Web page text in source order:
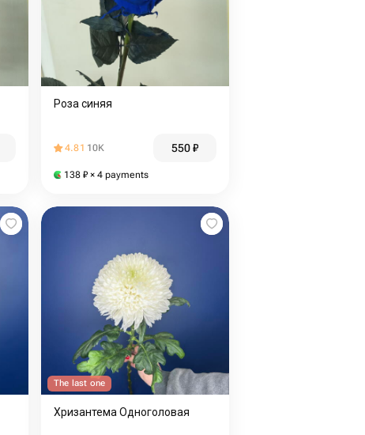
Роза синяя
4.81 10K 550₽
138 ₽ × 4 payments
The last one
Хризантема Одноголовая